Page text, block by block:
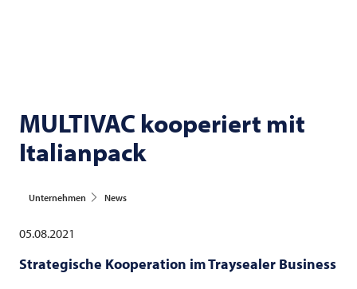
MULTIVAC kooperiert mit
Italianpack
Unternehmen News
05.08.2021
Strategische Kooperation im Traysealer Business